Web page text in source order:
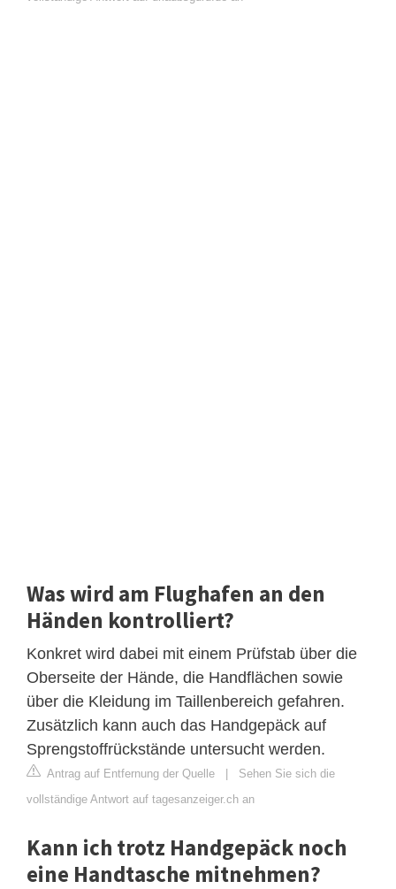
Was wird am Flughafen an den
Händen kontrolliert?
Konkret wird dabei mit einem Prüfstab über die
Oberseite der Hände, die Handflächen sowie
über die Kleidung im Taillenbereich gefahren.
Zusätzlich kann auch das Handgepäck auf
Sprengstoffrückstände untersucht werden.
Antrag auf Entfernung der Quelle | Sehen Sie sich die
vollständige Antwort auf tagesanzeiger.ch an
Kann ich trotz Handgepäck noch
eine Handtasche mitnehmen?